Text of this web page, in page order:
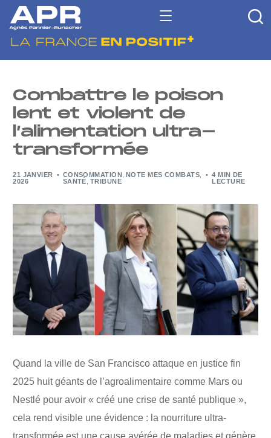
Combattre le poison
lent et violent de
l’alimentation ultra-
transformée
21 JANVIER
2026
CONSOMMATION, NOTE MES COMBATS
SANTÉ TRIBUNE
4 MIN DE
LECTURE
Quand la ville de San Francisco attaque en justice fin
2025 huit géants de l’agroalimentaire comme Mars ou
Nestlé pour avoir « créé une crise de santé publique »,
cela rend visible une évidence : la nourriture ultra-
transformée est une cause avérée de maladies et génère